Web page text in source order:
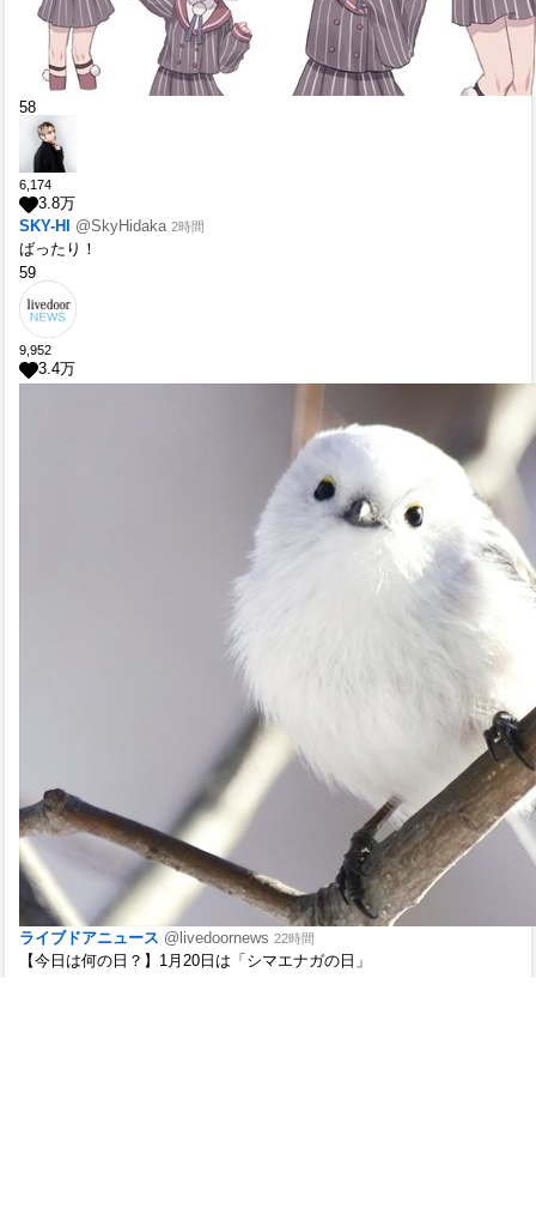
58
6,174
3.8万
SKY-HI @SkyHidaka 2時間
ばったり！
59
9,952
3.4万
ライブドアニュース @livedoornews 22時間
【今日は何の日？】1月20日は「シマエナガの日」